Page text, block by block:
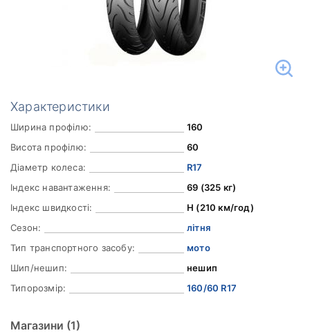
Характеристики
Ширина профілю:
160
Висота профілю:
60
Діаметр колеса:
R17
Індекс навантаження:
69 (325 кг)
Індекс швидкості:
H (210 км/год)
Сезон:
літня
Тип транспортного засобу:
мото
Шип/нешип:
нешип
Типорозмір:
160/60 R17
Магазини (1)